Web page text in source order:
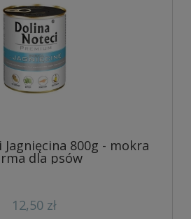
800g - mokra
dla psów
12,50 zł